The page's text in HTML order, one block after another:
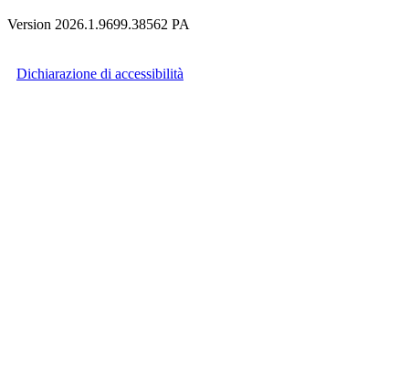
Version 2026.1.9699.38562 PA
Dichiarazione di accessibilità